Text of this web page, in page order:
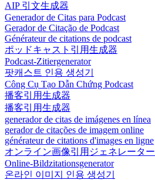
AIP 引文生成器
Generador de Citas para Podcast
Gerador de Citação de Podcast
Générateur de citations de podcast
ポッドキャスト引用生成器
Podcast-Zitiergenerator
팟캐스트 인용 생성기
Công Cụ Tạo Dẫn Chứng Podcast
播客引用生成器
播客引用生成器
generador de citas de imágenes en línea
gerador de citações de imagem online
générateur de citations d'images en ligne
オンライン画像引用ジェネレーター
Online-Bildzitationsgenerator
온라인 이미지 인용 생성기